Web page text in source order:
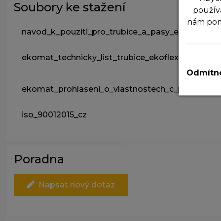
Soubory ke stažení
navod_k_pouziti_pro_trubice_a_pasy_ekoflex
ekomat_technicky_list_trubice_ekoflex_20200507
iso_90012015_cz
Poradna
Napsat nový dotaz
nám